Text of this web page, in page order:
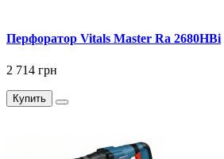
Перфоратор Vitals Master Ra 2680HBi
2 714 грн
Купить